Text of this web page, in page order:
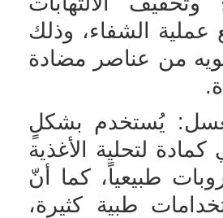
عملية الشفاء، وذلك
من عناصر مضادة
يُستخدم بشكلٍ
لتحلية الأغذية
طبيعياً، كما أنّ
طبية كثيرة،